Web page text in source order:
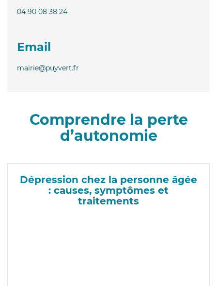
04 90 08 38 24
Email
mairie@puyvert.fr
Comprendre la perte
d’autonomie
Dépression chez la personne âgée
: causes, symptômes et
traitements